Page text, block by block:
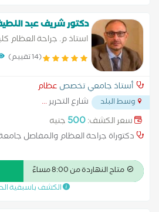
دكتور شريف عبد
استاذ م. جراحة العظام
جامعة القاهرة - دكتوراة
(14 تقييم)
أستاذ جامعي تخصص عظام
وسط البلد شارع التحرير...
سعر الكشف:500 جنيه
دكتوراة جراحة العظام والمفاصل
متاح النهاردة من 8:00 مساءً
الكشف باسبقية